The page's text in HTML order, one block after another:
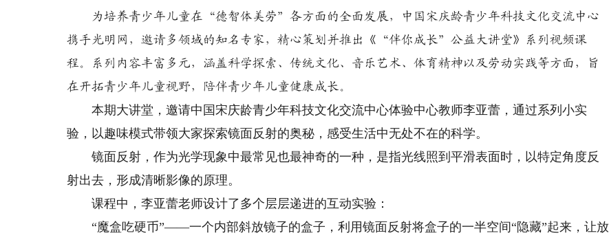
为培养青少年儿童在“德智体美劳”各方面的全面发展，中国宋庆龄青少年科技文化交流中心
携手光明网，邀请多领域的知名专家，精心策划并推出《“伴你成长”公益大讲堂》系列视频课
程。系列内容丰富多元，涵盖科学探索、传统文化、音乐艺术、体育精神以及劳动实践等方面，旨
在开拓青少年儿童视野，陪伴青少年儿童健康成长。
本期大讲堂，邀请中国宋庆龄青少年科技文化交流中心体验中心教师李亚蕾，通过系列小实
验，以趣味模式带领大家探索镜面反射的奥秘，感受生活中无处不在的科学。
镜面反射，作为光学现象中最常见也最神奇的一种，是指光线照到平滑表面时，以特定角度反
射出去，形成清晰影像的原理。
课程中，李亚蕾老师设计了多个层层递进的互动实验：
“魔盒吃硬币”——一个内部斜放镜子的盒子，利用镜面反射将盒子的一半空间“隐藏”起来，让放